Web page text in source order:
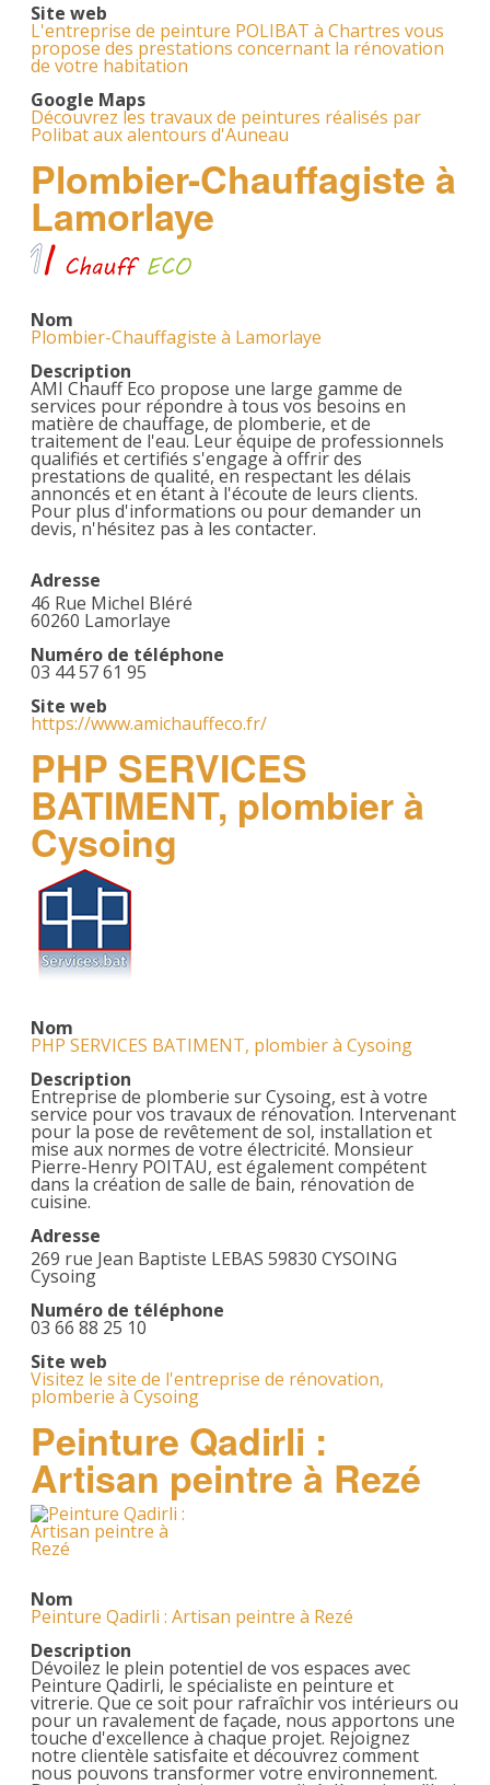
Site web
L'entreprise de peinture POLIBAT à Chartres vous
propose des prestations concernant la rénovation
de votre habitation
Google Maps
Découvrez les travaux de peintures réalisés par
Polibat aux alentours d'Auneau
Plombier-Chauffagiste à
Lamorlaye
Nom
Plombier-Chauffagiste à Lamorlaye
Description
AMI Chauff Eco propose une large gamme de
services pour répondre à tous vos besoins en
matière de chauffage, de plomberie, et de
traitement de l'eau. Leur équipe de professionnels
qualifiés et certifiés s'engage à offrir des
prestations de qualité, en respectant les délais
annoncés et en étant à l'écoute de leurs clients.
Pour plus d'informations ou pour demander un
devis, n'hésitez pas à les contacter.
Adresse
46 Rue Michel Bléré
60260 Lamorlaye
Numéro de téléphone
03 44 57 61 95
Site web
https://www.amichauffeco.fr/
PHP SERVICES
BATIMENT, plombier à
Cysoing
Nom
PHP SERVICES BATIMENT, plombier à Cysoing
Description
Entreprise de plomberie sur Cysoing, est à votre
service pour vos travaux de rénovation. Intervenant
pour la pose de revêtement de sol, installation et
mise aux normes de votre électricité. Monsieur
Pierre-Henry POITAU, est également compétent
dans la création de salle de bain, rénovation de
cuisine.
Adresse
269 rue Jean Baptiste LEBAS 59830 CYSOING
Cysoing
Numéro de téléphone
03 66 88 25 10
Site web
Visitez le site de l'entreprise de rénovation,
plomberie à Cysoing
Peinture Qadirli :
Artisan peintre à Rezé
Nom
Peinture Qadirli : Artisan peintre à Rezé
Description
Dévoilez le plein potentiel de vos espaces avec
Peinture Qadirli, le spécialiste en peinture et
vitrerie. Que ce soit pour rafraîchir vos intérieurs ou
pour un ravalement de façade, nous apportons une
touche d'excellence à chaque projet. Rejoignez
notre clientèle satisfaite et découvrez comment
nous pouvons transformer votre environnement.